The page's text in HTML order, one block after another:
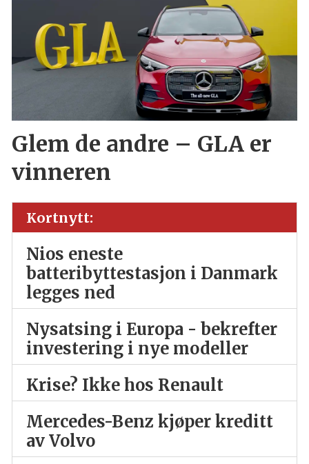
Glem de andre – GLA er
vinneren
Kortnytt:
Nios eneste
batteribyttestasjon i Danmark
legges ned
Nysatsing i Europa - bekrefter
investering i nye modeller
Krise? Ikke hos Renault
Mercedes-Benz kjøper kreditt
av Volvo